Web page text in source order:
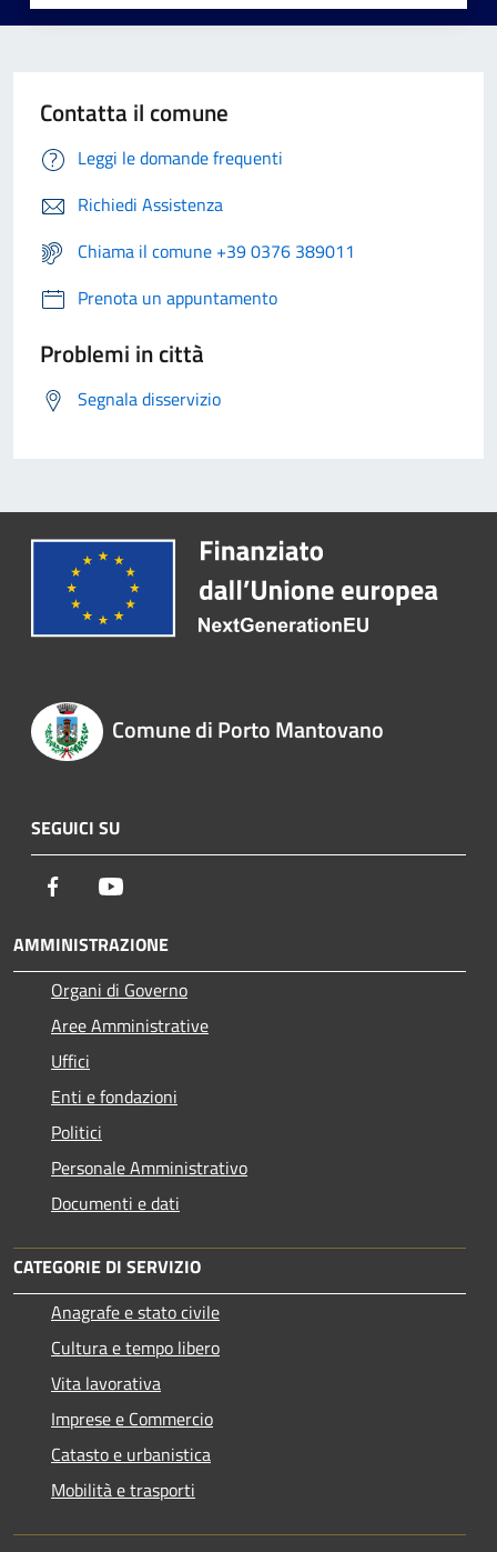
Contatta il comune
Leggi le domande frequenti
Richiedi Assistenza
Chiama il comune +39 0376 389011
Prenota un appuntamento
Problemi in città
Segnala disservizio
Comune di Porto Mantovano
SEGUICI SU
Facebook
AMMINISTRAZIONE
Organi di Governo
Aree Amministrative
Uffici
Enti e fondazioni
Politici
Personale Amministrativo
Documenti e dati
CATEGORIE DI SERVIZIO
Anagrafe e stato civile
Cultura e tempo libero
Vita lavorativa
Imprese e Commercio
Catasto e urbanistica
Mobilità e trasporti